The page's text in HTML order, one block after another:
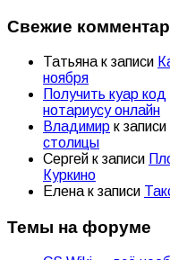
Свежие
Татьяна к записи
ноября
Получить куар код
нотариусу онлайн
Владимир к записи
столицы
Сергей к записи
Куркино
Елена к записи
Темы на форуме